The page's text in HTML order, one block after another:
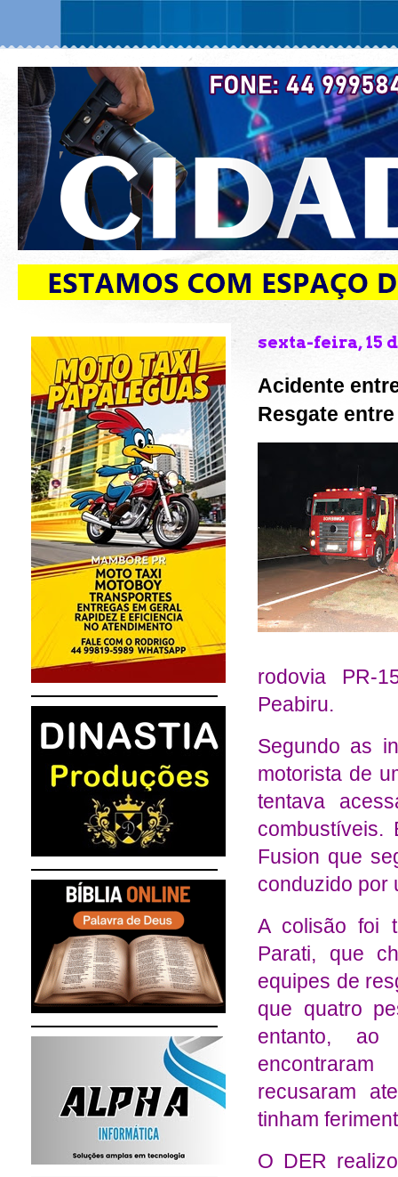
sexta-feira, 15
Acidente
Resgate
rodovia PR-
Peabiru.
Segundo as
motorista de
tentava
Fusion que
conduzido por
A colisão foi
Parati, que
equipes de
que quatro
entanto, ao
recusaram
tinham
O DER